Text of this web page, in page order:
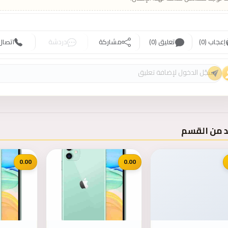
إعجاب (0) تعليق (0) مشاركة دردشة
من القسم
0.00
0.00